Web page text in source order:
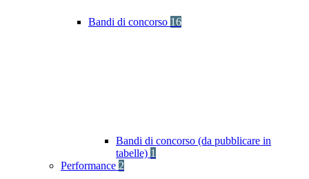
Bandi di concorso 16
Bandi di concorso (da pubblicare in
tabelle) 1
Performance 2